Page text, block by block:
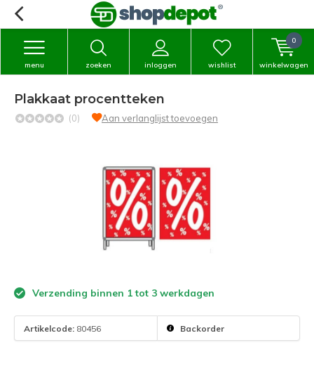
zoeken inloggen
menu wishlist winkelwagen
0
Plakkaat procentteken
(0) Aan verlanglijst toevoegen
Verzending binnen 1 tot 3 werkdagen
Artikelcode: 80456 Backorder